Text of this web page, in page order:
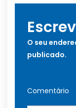
O seu
publicado.
Comentário